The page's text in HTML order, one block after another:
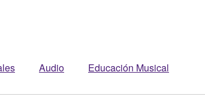
Audio Educación Musical